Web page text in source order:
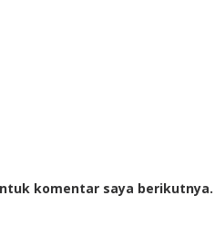
komentar saya berikutnya.